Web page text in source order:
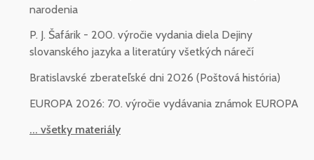
narodenia
P. J. Šafárik - 200. výročie vydania diela Dejiny
slovanského jazyka a literatúry všetkých nárečí
Bratislavské zberateľské dni 2026 (Poštová história)
EUROPA 2026: 70. výročie vydávania známok EUROPA
... všetky materiály